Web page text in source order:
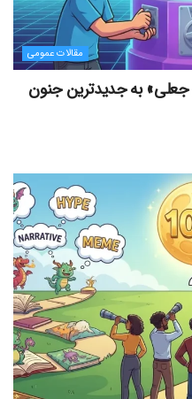
مقالات عمومی
جعلی» به جدیدترین جنون